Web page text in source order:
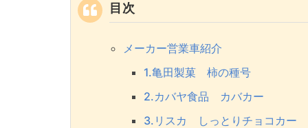
目次
メーカー営業車紹介
1.亀田製菓 柿の種号
2.カバヤ食品 カバカー
3.リスカ しっとりチョコカー